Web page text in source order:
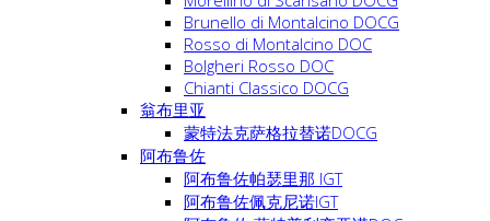
Brunello di Montalcino DOCG
Rosso di Montalcino DOC
Bolgheri Rosso DOC
Chianti Classico DOCG
翁布里亚
蒙特法克萨格拉替诺DOCG
阿布鲁佐
阿布鲁佐帕瑟里那 IGT
阿布鲁佐佩克尼诺IGT